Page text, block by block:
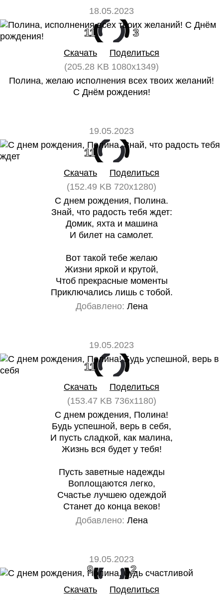
18.05.2023
11 3
Скачать
Поделиться
(205.28 KB 1080x1349)
Полина, желаю исполнения всех твоих желаний!
С Днём рождения!
19.05.2023
11
Скачать
Поделиться
(152.49 KB 720x1280)
С днем рождения, Полина.
Знай, что радость тебя ждет:
Домик, яхта и машина
И билет на самолет.
Вот такой тебе желаю
Жизни яркой и крутой,
Чтоб прекрасные моменты
Приключались лишь с тобой.
Добавлено: Лена
19.05.2023
11 0
Скачать
Поделиться
(153.47 KB 736x1180)
С днем рождения, Полина!
Будь успешной, верь в себя,
И пусть сладкой, как малина,
Жизнь вся будет у тебя!
Пусть заветные надежды
Воплощаются легко,
Счастье лучшею одеждой
Станет до конца веков!
Добавлено: Лена
19.05.2023
9 2
Скачать
Поделиться